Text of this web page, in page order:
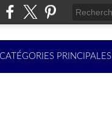
CATÉGORIES PRINCIPALES